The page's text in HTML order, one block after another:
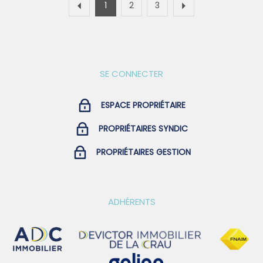
www.georisques.gouv.fr IMPORTANT : Pour toute
demande d'information ou pour déposer votre dossier,
1 2 3
SE CONNECTER
ESPACE PROPRIÉTAIRE
PROPRIÉTAIRES SYNDIC
PROPRIÉTAIRES GESTION
ADHÉRENTS